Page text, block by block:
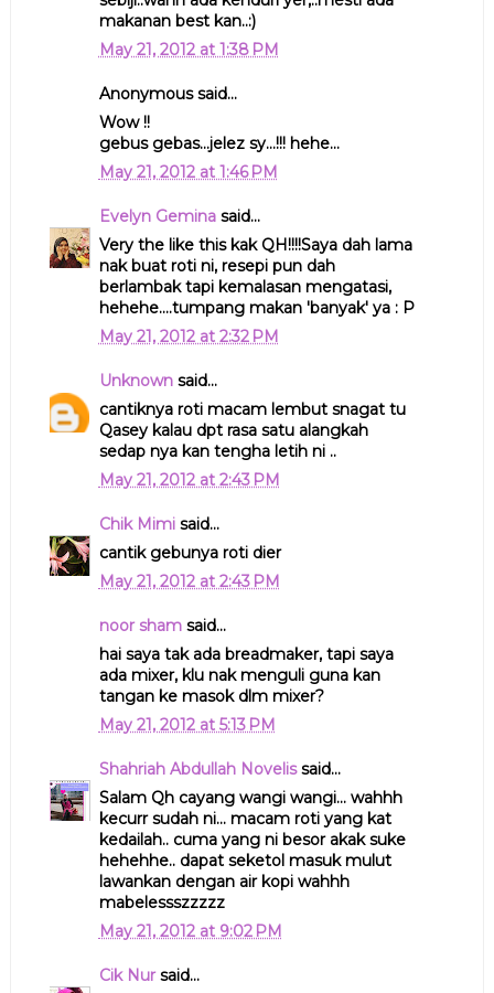
makanan best kan..:)
May 21, 2012 at 1:38 PM
Anonymous said...
Wow !!
gebus gebas...jelez sy...!!! hehe...
May 21, 2012 at 1:46 PM
Evelyn Geminasaid...
Very the like this kak QH!!!!Saya dah lama
nak buat roti ni, resepi pun dah
berlambak tapi kemalasan mengatasi,
hehehe....tumpang makan 'banyak' ya : P
May 21, 2012 at 2:32 PM
Unknownsaid...
cantiknya roti macam lembut snagat tu
Qasey kalau dpt rasa satu alangkah
sedap nya kan tengha letih ni ..
May 21, 2012 at 2:43 PM
Chik Mimisaid...
cantik gebunya roti dier
May 21, 2012 at 2:43 PM
noor shamsaid...
hai saya tak ada breadmaker, tapi saya
ada mixer, klu nak menguli guna kan
tangan ke masok dlm mixer?
May 21, 2012 at 5:13 PM
Shahriah Abdullah Novelissaid...
Salam Qh cayang wangi wangi... wahhh
kecurr sudah ni... macam roti yang kat
kedailah.. cuma yang ni besor akak suke
hehehhe.. dapat seketol masuk mulut
lawankan dengan air kopi wahhh
mabelessszzzzz
May 21, 2012 at 9:02 PM
Cik Nursaid...